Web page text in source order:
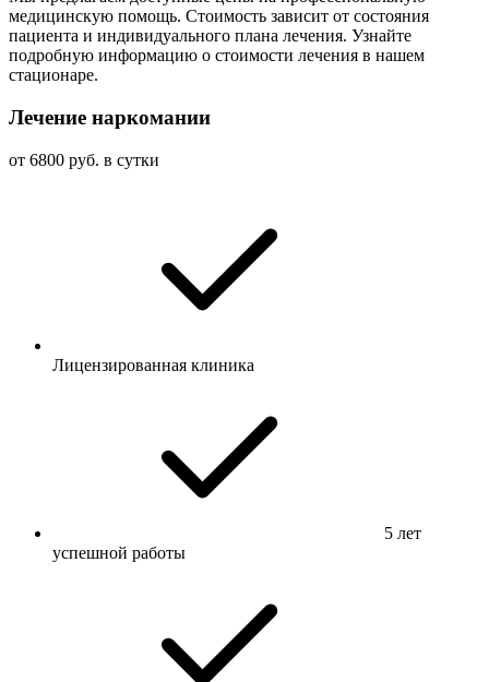
медицинскую помощь. Стоимость зависит от состояния
пациента и индивидуального плана лечения. Узнайте
подробную информацию о стоимости лечения в нашем
стационаре.
Лечение наркомании
от 6800 руб. в сутки
Лицензированная клиника
5 лет
успешной работы